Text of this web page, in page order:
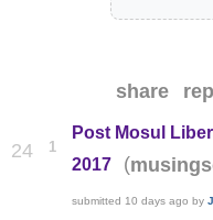
share
24 1
Post Mosul
2017
(
submitted 10 days ago by